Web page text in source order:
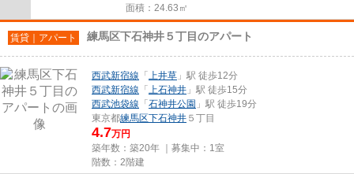
面積：24.63㎡
賃貸｜アパート 練馬区下石神井５丁目のアパート
西武新宿線 「 上井草 」駅 徒歩12分
西武新宿線 「 上石神井 」駅 徒歩15分
西武池袋線 「 石神井公園 」駅 徒歩19分
東京都練馬区下石神井 ５丁目
4.7万円
築年数：築20年 ｜募集中： 1室
階数：2階建